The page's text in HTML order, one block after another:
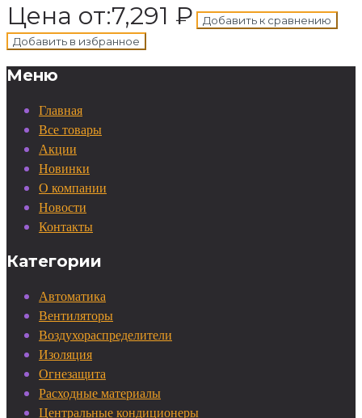
Цена от:7,291 ₽
Добавить к сравнению
Добавить в избранное
Меню
Главная
Все товары
Акции
Новинки
О компании
Новости
Контакты
Категории
Автоматика
Вентиляторы
Воздухораспределители
Изоляция
Огнезащита
Расходные материалы
Центральные кондиционеры